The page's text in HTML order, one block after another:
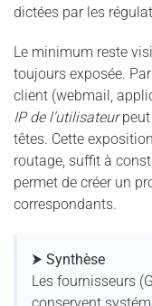
dictées par les
Le minimum reste
toujours exposée.
client (webmail,
IP de l’utilisateurpeut
têtes. Cette
routage, suffit à
permet de créer un
correspondants.
⮞ Synthèse
Les fournisseurs